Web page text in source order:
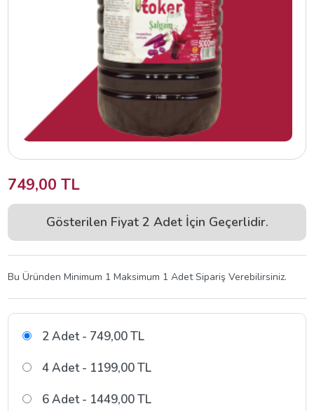
749,00 TL
Gösterilen Fiyat 2 Adet İçin Geçerlidir.
Bu Üründen Minimum 1 Maksimum 1 Adet Sipariş Verebilirsiniz.
2 Adet - 749,00 TL
4 Adet - 1199,00 TL
6 Adet - 1449,00 TL